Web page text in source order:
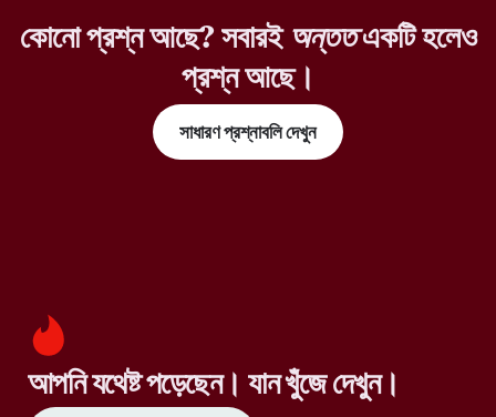
কোনো প্রশ্ন আছে? সবারইঅন্ততএকটি হলেও
প্রশ্ন আছে।
সাধারণ প্রশ্নাবলি দেখুন
আপনি যথেষ্ট পড়েছেন। যান খুঁজে দেখুন।